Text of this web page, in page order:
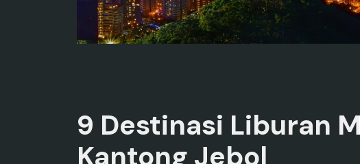
9 Destinasi Liburan
Kantong Jebol